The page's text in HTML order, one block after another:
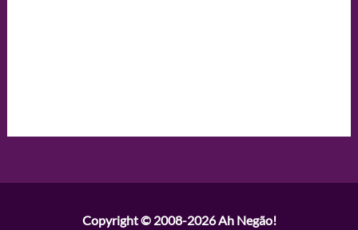
Copyright © 2008-2026Ah Negão!